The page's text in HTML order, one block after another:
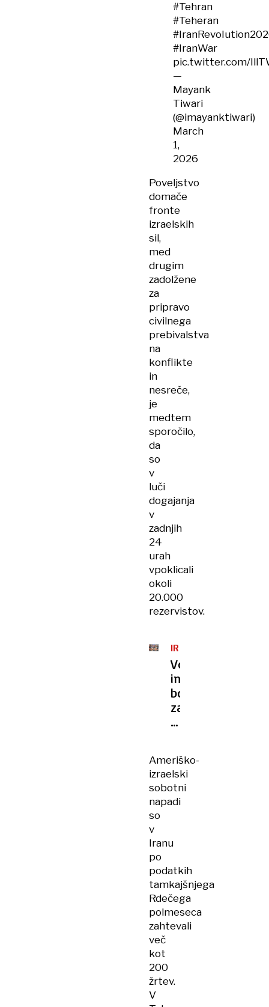
#Tehran
#Teheran
#IranWar
pic.twitter.com/
—
Mayank
Tiwari
(@imayanktiwari)
March
1,
2026
Poveljstvo
domače
fronte
izraelskih
sil,
med
drugim
zadolžene
za
pripravo
civilnega
prebivalstva
na
konflikte
in
nesreče,
je
medtem
sporočilo,
da
so
v
luči
dogajanja
v
zadnjih
24
urah
vpoklicali
okoli
20.000
rezervistov.
IRAN
Vojna
in
boj
za
nasledstvo:
Ali
Hamenej
je
mrtev.
Ameriško-
izraelski
sobotni
napadi
so
v
Iranu
po
podatkih
tamkajšnjega
Rdečega
polmeseca
zahtevali
več
kot
200
žrtev.
V